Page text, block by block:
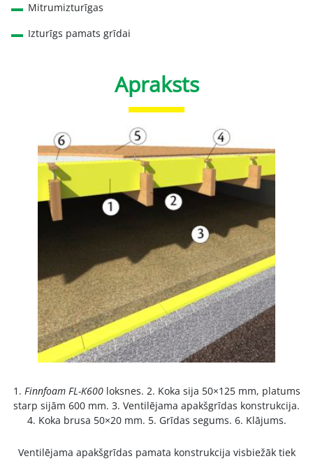
Mitrumizturīgas
Izturīgs pamats grīdai
Apraksts
1. Finnfoam FL-K600loksnes. 2. Koka sija 50×125 mm, platums
starp sijām 600 mm. 3. Ventilējama apakšgrīdas konstrukcija.
4. Koka brusa 50×20 mm. 5. Grīdas segums. 6. Klājums.
Ventilējama apakšgrīdas pamata konstrukcija visbiežāk tiek